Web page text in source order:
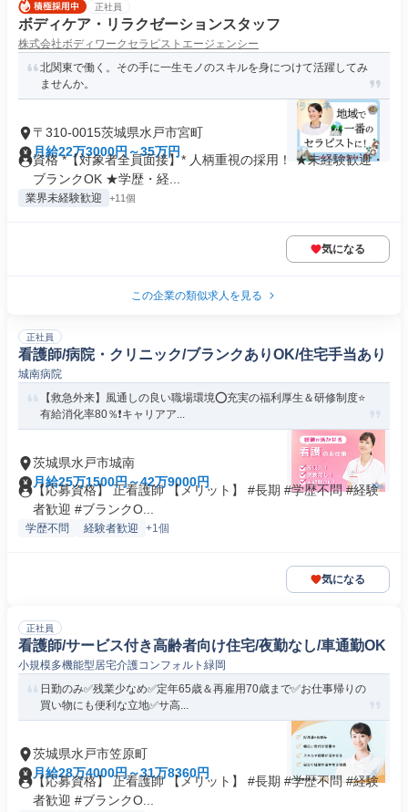
正社員
ボディケア・リラクゼーションスタッフ
株式会社ボディワークセラピストエージェンシー
北関東で働く。その手に一生モノのスキルを身につけて活躍してみ
ませんか。
〒310-0015茨城県水戸市宮町
月給22万3000円～35万円
資格 *【対象者全員面接】* 人柄重視の採用！ ★未経験歓迎・
ブランクOK ★学歴・経...
業界未経験歓迎 +11個
気になる
この企業の類似求人を見る
正社員
看護師/病院・クリニック/ブランクありOK/住宅手当あり
城南病院
【救急外来】風通しの良い職場環境⭕充実の福利厚生＆研修制度⭐
有給消化率80％❗️キャリアア...
茨城県水戸市城南
月給25万1500円～42万9000円
【応募資格】 正看護師 【メリット】 #長期 #学歴不問 #経験
者歓迎 #ブランクO...
学歴不問 経験者歓迎 +1個
気になる
正社員
看護師/サービス付き高齢者向け住宅/夜勤なし/車通勤OK
小規模多機能型居宅介護コンフォルト緑岡
日勤のみ✅残業少なめ✅定年65歳＆再雇用70歳まで✅お仕事帰りの
買い物にも便利な立地✅サ高...
茨城県水戸市笠原町
月給28万4000円～31万8360円
【応募資格】 正看護師 【メリット】 #長期 #学歴不問 #経験
者歓迎 #ブランクO...